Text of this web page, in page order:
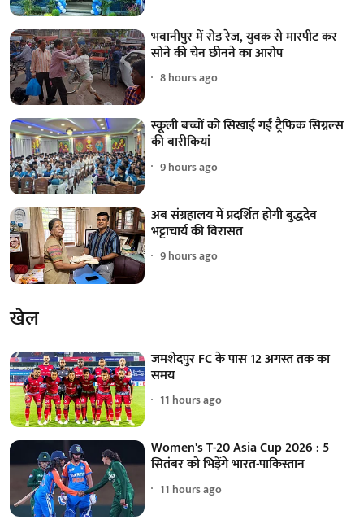
भवानीपुर में रोड रेज, युवक से मारपीट कर
सोने की चेन छीनने का आरोप
8 hours ago
स्कूली बच्चों को सिखाई गईं ट्रैफिक सिग्नल्स
की बारीकियां
9 hours ago
अब संग्रहालय में प्रदर्शित होगी बुद्धदेव
भट्टाचार्य की विरासत
9 hours ago
खेल
जमशेदपुर FC के पास 12 अगस्त तक का
समय
11 hours ago
Women's T-20 Asia Cup 2026 : 5
सितंबर को भिड़ेंगे भारत-पाकिस्तान
11 hours ago